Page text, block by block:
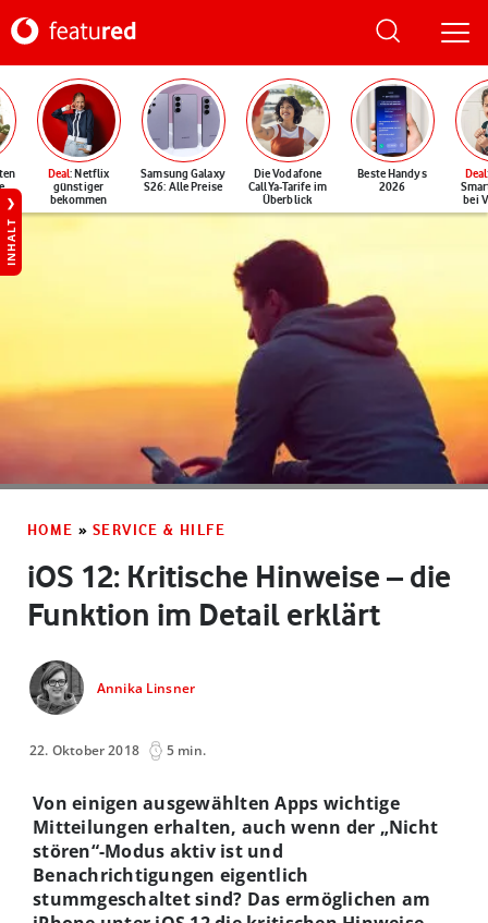
Deal: Netflix
günstiger
bekommen
Samsung Galaxy
S26: Alle Preise
Die Vodafone
CallYa-Tarife im
Überblick
Beste Handys
2026
Deal
bei
INHALT
HOME » SERVICE & HILFE
iOS 12: Kritische Hinweise – die
Funktion im Detail erklärt
Annika Linsner
22. Oktober 2018 5 min.
Von einigen ausgewählten Apps wichtige
Mitteilungen erhalten, auch wenn der „Nicht
stören“-Modus aktiv ist und
Benachrichtigungen eigentlich
stummgeschaltet sind? Das ermöglichen am